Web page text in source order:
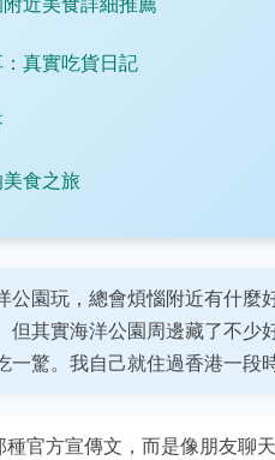
真實吃貨日記
食之旅
公園玩，總會煩惱附近有什麼
但其實海洋公園周邊藏了不少
一驚。我自己就住過香港一段
種官方宣傳文，而是像朋友聊